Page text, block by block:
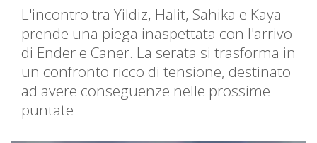
L'incontro tra Yildiz, Halit, Sahika e Kaya
prende una piega inaspettata con l'arrivo
di Ender e Caner. La serata si trasforma in
un confronto ricco di tensione, destinato
ad avere conseguenze nelle prossime
puntate